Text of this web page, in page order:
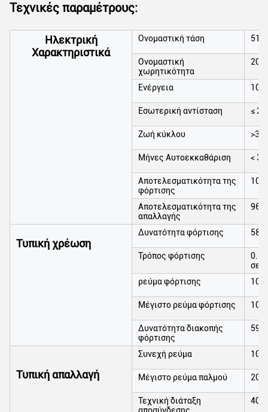
Τεχνικές παραμέτρους:
Ηλεκτρική
Χαρακτηριστικά
Ονομαστική τάση
Ονομαστική
χωρητικότητα
Ενέργεια
Εσωτερική αντίσταση ≤
Ζωή κύκλου
Μήνες Αυτοεκκαθάριση < 3%
Αποτελεσματικότητα της
φόρτισης
Αποτελεσματικότητα της
απαλλαγής
Τυπική χρέωση
Δυνατότητα φόρτισης
Τρόπος φόρτισης
σε
ρεύμα φόρτισης
Μέγιστο ρεύμα φόρτισης
Δυνατότητα διακοπής
φόρτισης
Τυπική απαλλαγή
Συνεχή ρεύμα
Μέγιστο ρεύμα παλμού
Τεχνική διάταξη
40V